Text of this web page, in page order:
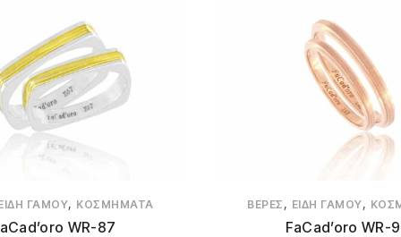
ΓΆΜΟΥ, ΚΟΣΜΉΜΑΤΑ
WR-87
ΒΈΡΕΣ , ΕΊΔΗ ΓΆΜΟΥ,
FaCad’oro WR-